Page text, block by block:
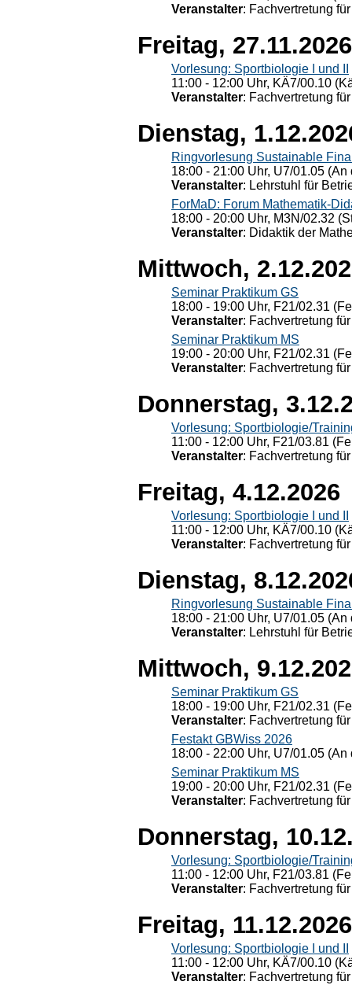
Veranstalter: Fachvertretung
Freitag, 27.11.2026
Vorlesung: Sportbiologie I und II
11:00 - 12:00 Uhr, KÄ7/00.10
Veranstalter: Fachvertretung
Dienstag,
Ringvorlesung Sustainable
18:00 - 21:00 Uhr, U7/01.05
Veranstalter: Lehrstuhl für
ForMaD: Forum Mathematik-
18:00 - 20:00 Uhr, M3N/02.32
Veranstalter: Didaktik der
Mittwoch,
Seminar Praktikum GS
18:00 - 19:00 Uhr, F21/02.31
Veranstalter: Fachvertretung
Seminar Praktikum MS
19:00 - 20:00 Uhr, F21/02.31
Veranstalter: Fachvertretung
Donnerstag,
Vorlesung: Sportbiologie/
11:00 - 12:00 Uhr, F21/03.81
Veranstalter: Fachvertretung
Freitag, 4.12.2026
Vorlesung: Sportbiologie I und II
11:00 - 12:00 Uhr, KÄ7/00.10
Veranstalter: Fachvertretung
Dienstag,
Ringvorlesung Sustainable
18:00 - 21:00 Uhr, U7/01.05
Veranstalter: Lehrstuhl für
Mittwoch,
Seminar Praktikum GS
18:00 - 19:00 Uhr, F21/02.31
Veranstalter: Fachvertretung
Festakt GBWiss 2026
18:00 - 22:00 Uhr, U7/01.05
Seminar Praktikum MS
19:00 - 20:00 Uhr, F21/02.31
Veranstalter: Fachvertretung
Donnerstag,
Vorlesung: Sportbiologie/
11:00 - 12:00 Uhr, F21/03.81
Veranstalter: Fachvertretung
Freitag, 11.12.2026
Vorlesung: Sportbiologie I und II
11:00 - 12:00 Uhr, KÄ7/00.10
Veranstalter: Fachvertretung